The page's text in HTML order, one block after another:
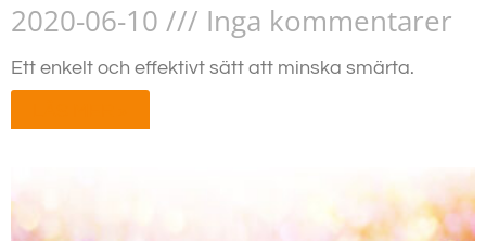
2020-06-10 Inga kommentarer
Ett enkelt och effektivt sätt att minska smärta.